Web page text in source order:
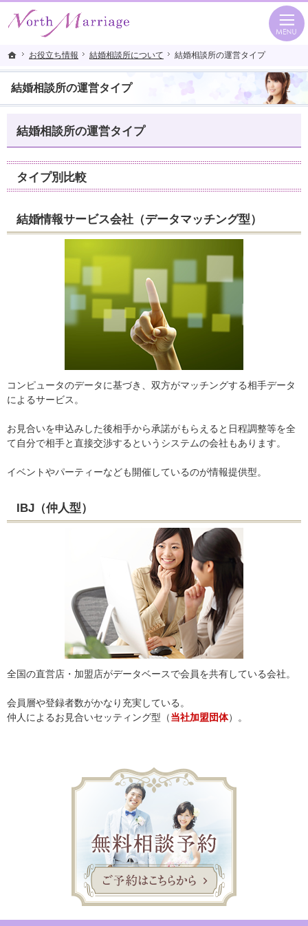
ホーム
お役立ち情報 結婚相談所について 結婚相談所の運営タイプ
結婚相談所の運営タイプ
20代から40代はもちろん、熟年シニア婚も応援。札幌市・旭川市・富良野市の結
札幌市・旭川市・富良野市の結婚相談所ならトータルサポートで幸せをつかむ
結婚相談所の運営タイプ
タイプ別比較
結婚情報サービス会社（データマッチング型）
コンピュータのデータに基づき、双方がマッチングする相手データ
によるサービス。
お見合いを申込みした後相手から承諾がもらえると日程調整等を全
て自分で相手と直接交渉するというシステムの会社もあります。
イベントやパーティーなども開催しているのが情報提供型。
IBJ（仲人型）
全国の直営店・加盟店がデータベースで会員を共有している会社。
会員層や登録者数がかなり充実している。
仲人によるお見合いセッティング型（当社加盟団体）。
ホーム
お役立ち情報 結婚相談所について 結婚相談所の運営タイプ